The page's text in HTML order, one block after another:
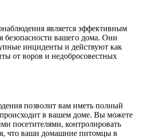
является эффективным
безопасности вашего дома. Они
инциденты и действуют как
от воров и недобросовестных
позволит вам иметь полный
в вашем доме. Вы можете
посетителями, контролировать
что ваши домашние питомцы в